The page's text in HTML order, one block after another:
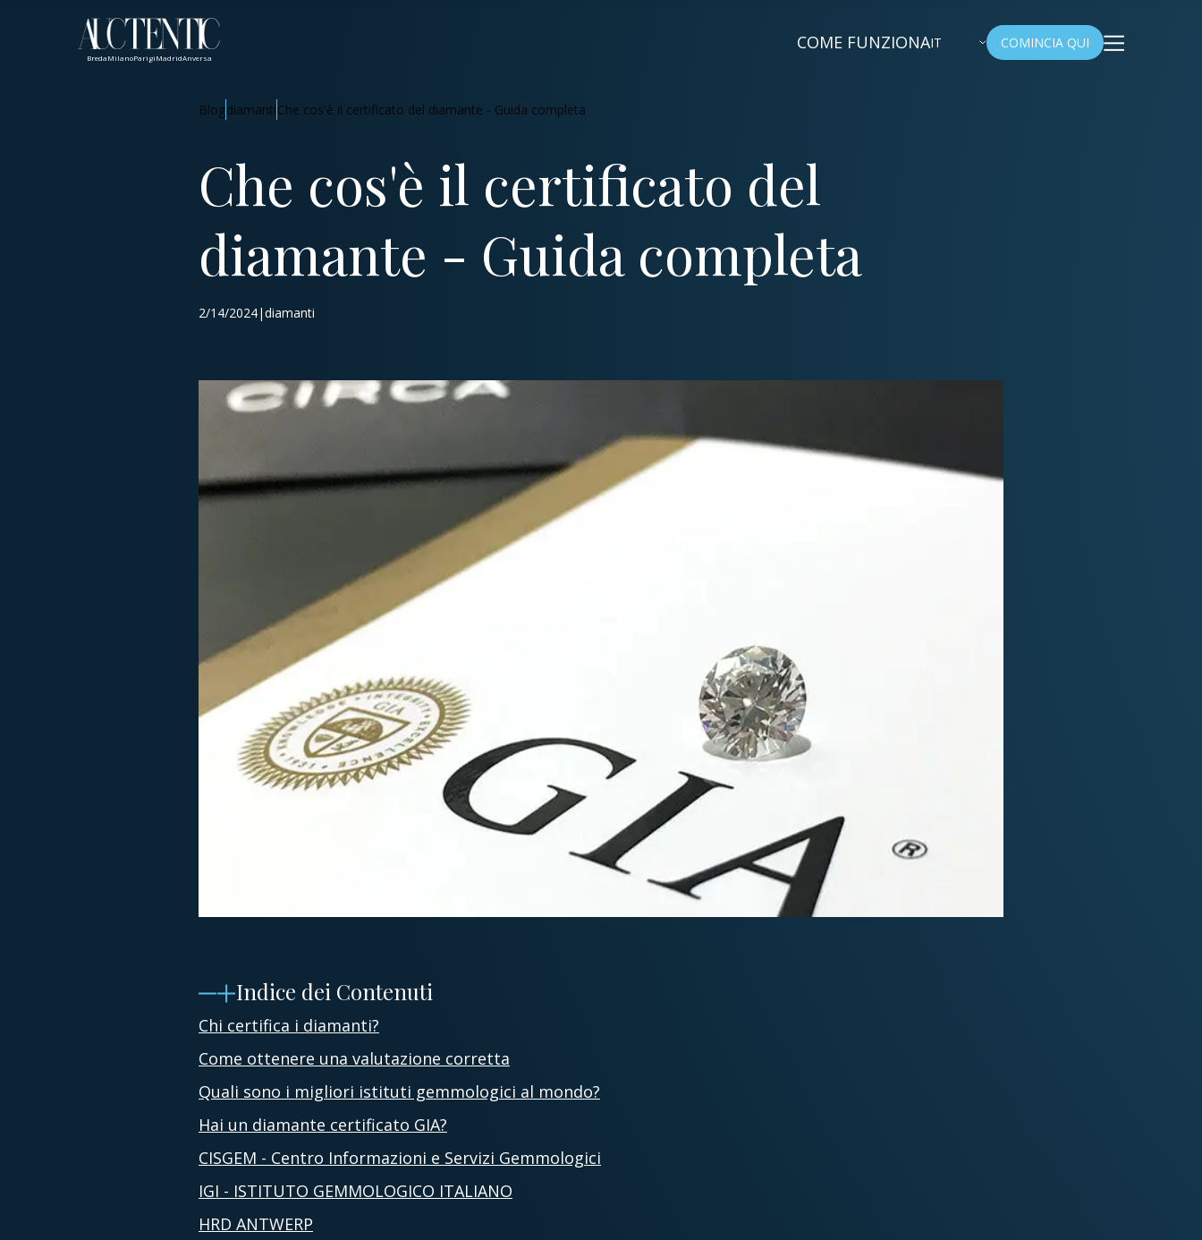
BredaMilanoParigiMadridAnversa
COME FUNZIONAIT COMINCIA QUI
BlogdiamantiChe cos'è il certificato del diamante - Guida completa
Che cos'è il certificato del
diamante - Guida completa
2/14/2024|diamanti
Indice dei Contenuti
Chi certifica i diamanti?
Come ottenere una valutazione corretta
Quali sono i migliori istituti gemmologici al mondo?
Hai un diamante certificato GIA?
CISGEM - Centro Informazioni e Servizi Gemmologici
IGI - ISTITUTO GEMMOLOGICO ITALIANO
HRD ANTWERP